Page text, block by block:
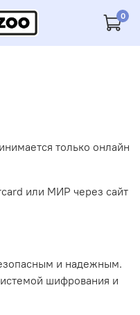
0
только онлайн
или МИР через сайт
и надежным.
шифрования и